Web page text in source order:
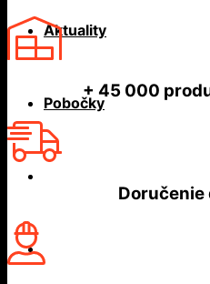
Aktuality
Pobočky
+ 45 000
Doručenie